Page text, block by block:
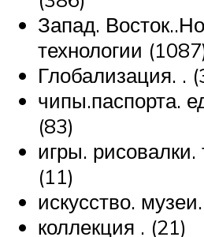
Запад.
технологии
Глобализация. .
чипы.паспорта.
(83)
игры.
(11)
искусство.
коллекция . (21)